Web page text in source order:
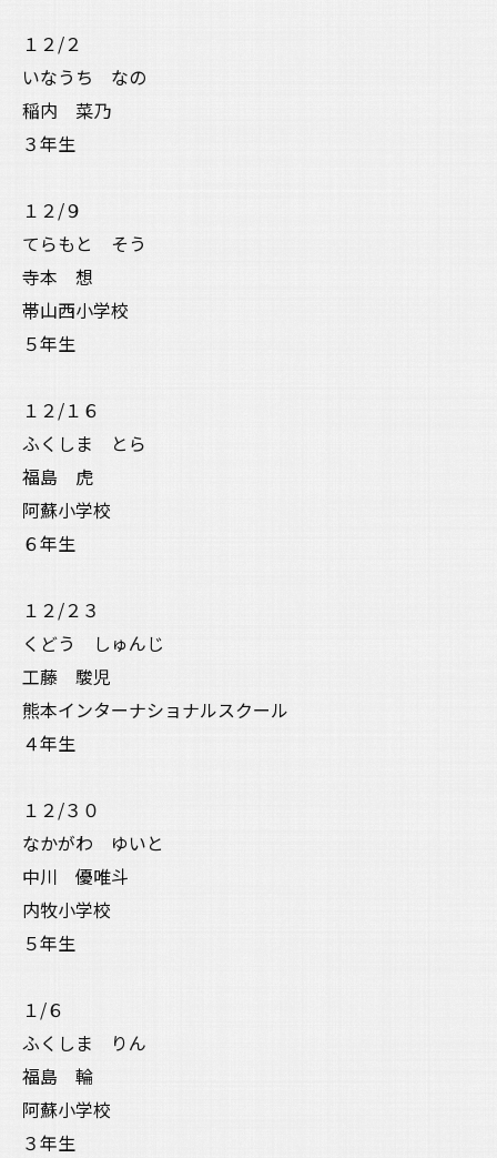
１２/２
いなうち なの
稲内 菜乃
３年生
１２/９
てらもと そう
寺本 想
帯山西小学校
５年生
１２/１６
ふくしま とら
福島 虎
阿蘇小学校
６年生
１２/２３
くどう しゅんじ
工藤 駿児
熊本インターナショナルスクール
４年生
１２/３０
なかがわ ゆいと
中川 優唯斗
内牧小学校
５年生
１/６
ふくしま りん
福島 輪
阿蘇小学校
３年生